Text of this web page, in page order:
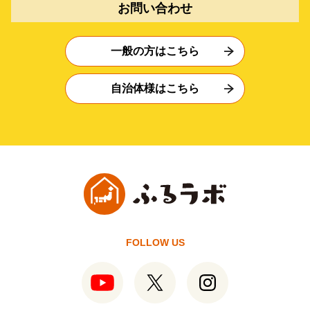
お問い合わせ
一般の方はこちら
自治体様はこちら
FOLLOW US